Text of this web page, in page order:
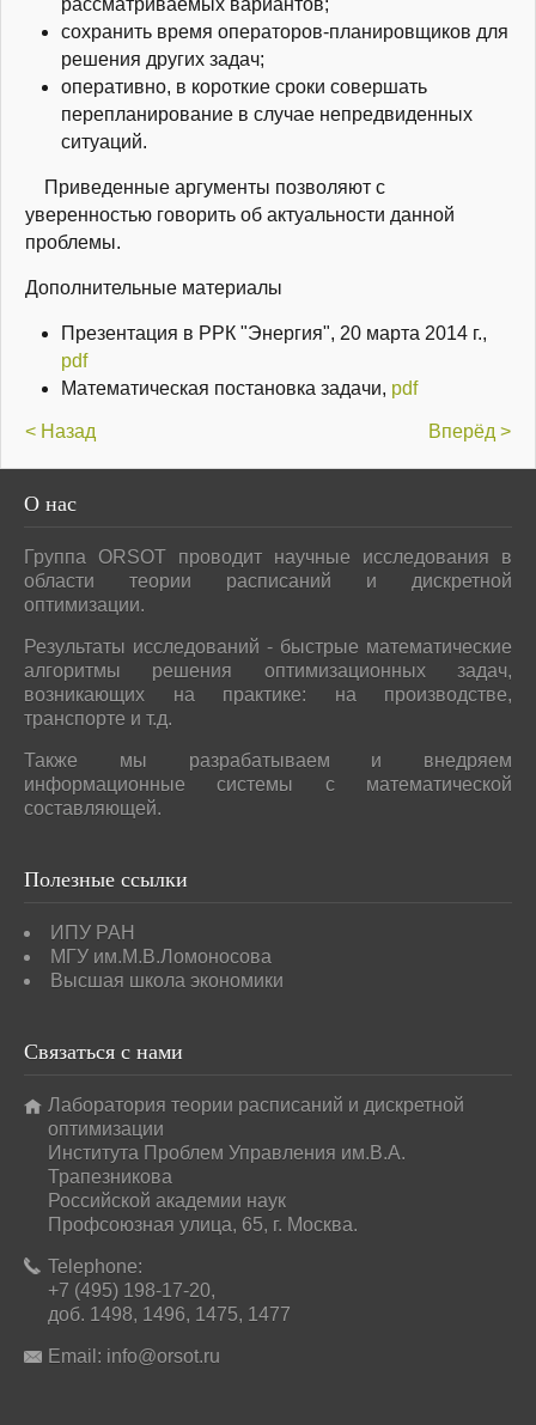
рассматриваемых вариантов;
сохранить время операторов-планировщиков для
решения других задач;
оперативно, в короткие сроки совершать
перепланирование в случае непредвиденных
ситуаций.
Приведенные аргументы позволяют с
уверенностью говорить об актуальности данной
проблемы.
Дополнительные материалы
Презентация в РРК "Энергия", 20 марта 2014 г.,
pdf
Математическая постановка задачи, pdf
< Назад Вперёд >
О нас
Группа ORSOT проводит научные исследования в
области теории расписаний и дискретной
оптимизации.
Результаты исследований - быстрые математические
алгоритмы решения оптимизационных задач,
возникающих на практике: на производстве,
транспорте и т.д.
Также мы разрабатываем и внедряем
информационные системы с математической
составляющей.
Полезные ссылки
ИПУ РАН
МГУ им.М.В.Ломоносова
Высшая школа экономики
Связаться с нами
Лаборатория теории расписаний и дискретной
оптимизации
Института Проблем Управления им.В.А.
Трапезникова
Российской академии наук
Профсоюзная улица, 65, г. Москва.
Telephone:
+7 (495) 198-17-20,
доб. 1498, 1496, 1475, 1477
Email: info@orsot.ru